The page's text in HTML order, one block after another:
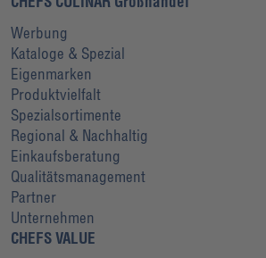
Werbung
Kataloge & Spezial
Eigenmarken
Produktvielfalt
Spezialsortimente
Regional & Nachhaltig
Einkaufsberatung
Qualitätsmanagement
Partner
Unternehmen
CHEFS VALUE